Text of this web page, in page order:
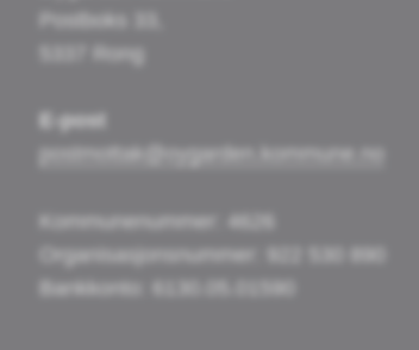
Postboks 33,
5337 Rong
E-post
postmottak@oygarden.kommune.no
Kommunenummer: 4626
Organisasjonsnummer: 922 530 890
Bankkonto: 6130.05.01590